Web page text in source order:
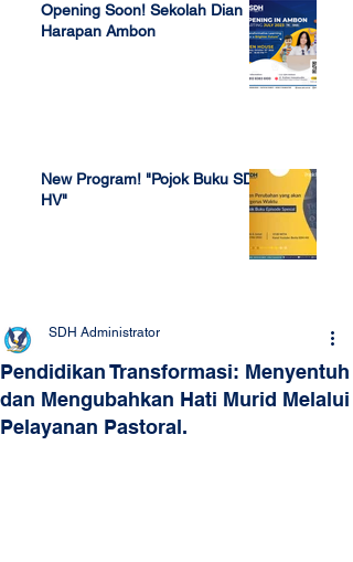
Opening Soon! Sekolah Dian
Harapan Ambon
New Program! "Pojok Buku SDH
HV"
Pendidikan Transformasi: Menyentuh
dan Mengubahkan Hati Murid Melalui
Pelayanan Pastoral.
SDH Administrator